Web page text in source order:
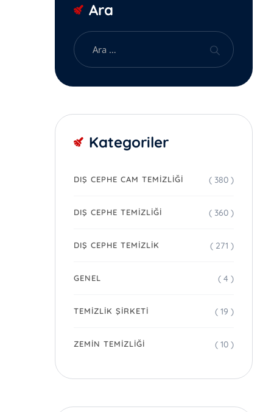
Ara
Kategoriler
DIŞ CEPHE CAM TEMIZLIĞI ( 380 )
DIŞ CEPHE TEMIZLIĞI ( 360 )
DIŞ CEPHE TEMIZLIK ( 271 )
GENEL ( 4 )
TEMIZLIK ŞIRKETI ( 19 )
ZEMIN TEMIZLIĞI ( 10 )